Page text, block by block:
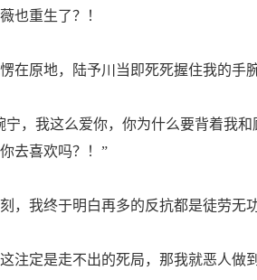
重生了？！
原地，陆予川当即死死握住我的手
我这么爱你，你为什么要背着我和
去喜欢吗？！”
我终于明白再多的反抗都是徒劳无
定是走不出的死局，那我就恶人做